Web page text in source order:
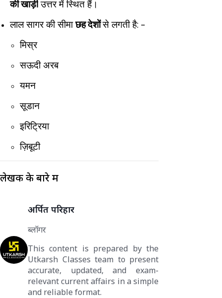
की खाड़ीउत्तर में स्थित हैं।
लाल सागर की सीमाछह देशोंसे लगती है: -
मिस्र
सऊदी अरब
यमन
सूडान
इरिट्रिया
ज़िबूटी
लेखक के बारे में
अर्पित परिहार
ब्लॉगर
This content is prepared by the
Utkarsh Classes team to present
accurate, updated, and exam-
relevant current affairs in a simple
and reliable format.